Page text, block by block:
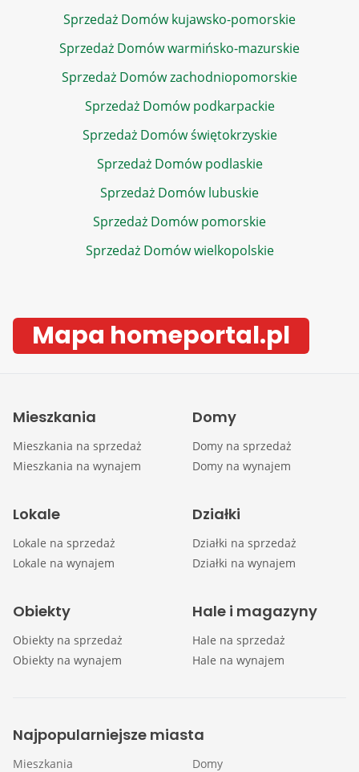
Sprzedaż Domów kujawsko-pomorskie
Sprzedaż Domów warmińsko-mazurskie
Sprzedaż Domów zachodniopomorskie
Sprzedaż Domów podkarpackie
Sprzedaż Domów świętokrzyskie
Sprzedaż Domów podlaskie
Sprzedaż Domów lubuskie
Sprzedaż Domów pomorskie
Sprzedaż Domów wielkopolskie
Mapa homeportal.pl
Mieszkania
Mieszkania na sprzedaż
Mieszkania na wynajem
Domy
Domy na sprzedaż
Domy na wynajem
Lokale
Lokale na sprzedaż
Lokale na wynajem
Działki
Działki na sprzedaż
Działki na wynajem
Obiekty
Obiekty na sprzedaż
Obiekty na wynajem
Hale i magazyny
Hale na sprzedaż
Hale na wynajem
Najpopularniejsze miasta
Mieszkania
Domy